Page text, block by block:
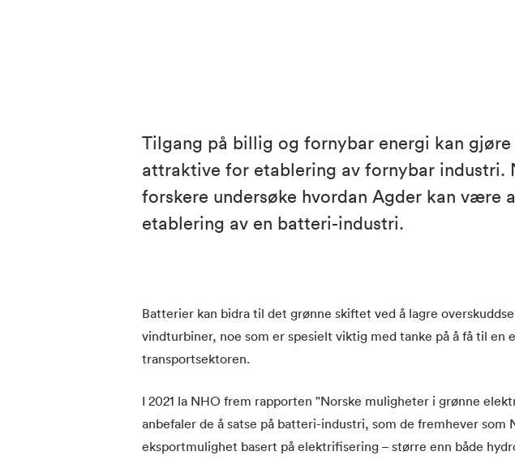
Tilgang på billig og fornybar energi kan
attraktive for etablering av fornybar industri.
forskere undersøke hvordan Agder kan være
etablering av en batteri-industri.
Batterier kan bidra til det grønne skiftet ved å lagre
vindturbiner, noe som er spesielt viktig med tanke på å få til en
transportsektoren.
I 2021 la NHO frem rapporten "Norske muligheter i grønne
anbefaler de å satse på batteri-industri, som de fremhever som
eksportmulighet basert på elektrifisering – større enn både